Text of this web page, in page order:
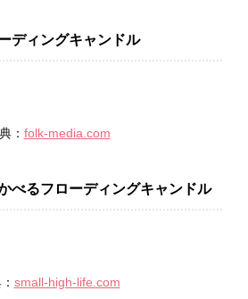
ディングキャンドル
： folk-media.com
べるフローディングキャンドル
small-high-life.com